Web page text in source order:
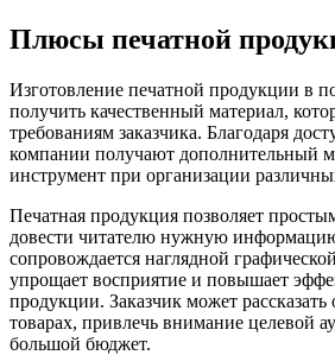
Плюсы печатной
Изготовление печатной продукции в
получить качественный материал,
требованиям заказчика. Благодаря
компании получают дополнительный
инструмент при организации
Печатная продукция позволяет
довести читателю нужную
сопровождается наглядной
упрощает восприятие и повышает
продукции. Заказчик может рассказать
товарах, привлечь внимание целевой
большой бюджет.